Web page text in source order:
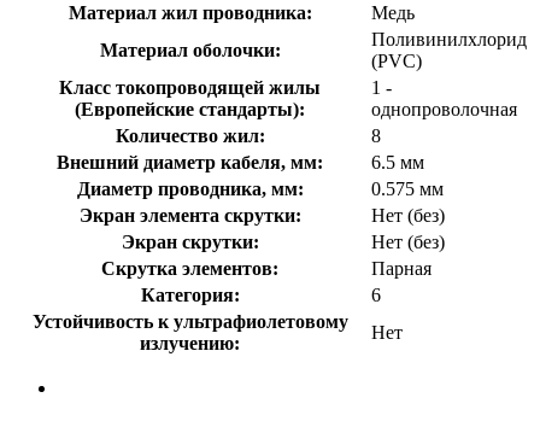
Материал жил проводника:
Медь
Материал оболочки:
Поливинилхлорид
(PVC)
Класс токопроводящей жилы
(Европейские стандарты):
1 -
однопроволочная
Количество жил:
8
Внешний диаметр кабеля, мм:
6.5 мм
Диаметр проводника, мм:
0.575 мм
Экран элемента скрутки:
Нет (без)
Экран скрутки:
Нет (без)
Скрутка элементов:
Парная
Категория:
6
Устойчивость к ультрафиолетовому
излучению:
Нет